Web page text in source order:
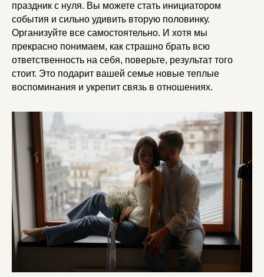
праздник с нуля. Вы можете стать инициатором
события и сильно удивить вторую половинку.
Организуйте все самостоятельно. И хотя мы
прекрасно понимаем, как страшно брать всю
ответственность на себя, поверьте, результат того
стоит. Это подарит вашей семье новые теплые
воспоминания и укрепит связь в отношениях.